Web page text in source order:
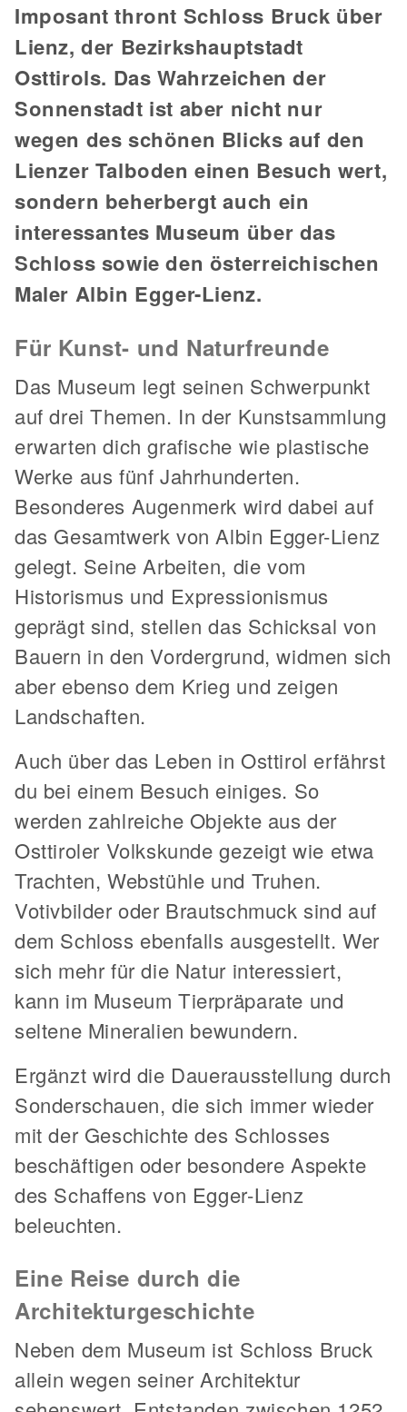
Imposant thront Schloss Bruck über
Lienz, der Bezirkshauptstadt
Osttirols. Das Wahrzeichen der
Sonnenstadt ist aber nicht nur
wegen des schönen Blicks auf den
Lienzer Talboden einen Besuch wert,
sondern beherbergt auch ein
interessantes Museum über das
Schloss sowie den österreichischen
Maler Albin Egger-Lienz.
Für Kunst- und Naturfreunde
Das Museum legt seinen Schwerpunkt
auf drei Themen. In der Kunstsammlung
erwarten dich grafische wie plastische
Werke aus fünf Jahrhunderten.
Besonderes Augenmerk wird dabei auf
das Gesamtwerk von Albin Egger-Lienz
gelegt. Seine Arbeiten, die vom
Historismus und Expressionismus
geprägt sind, stellen das Schicksal von
Bauern in den Vordergrund, widmen sich
aber ebenso dem Krieg und zeigen
Landschaften.
Auch über das Leben in Osttirol erfährst
du bei einem Besuch einiges. So
werden zahlreiche Objekte aus der
Osttiroler Volkskunde gezeigt wie etwa
Trachten, Webstühle und Truhen.
Votivbilder oder Brautschmuck sind auf
dem Schloss ebenfalls ausgestellt. Wer
sich mehr für die Natur interessiert,
kann im Museum Tierpräparate und
seltene Mineralien bewundern.
Ergänzt wird die Dauerausstellung durch
Sonderschauen, die sich immer wieder
mit der Geschichte des Schlosses
beschäftigen oder besondere Aspekte
des Schaffens von Egger-Lienz
beleuchten.
Eine Reise durch die
Architekturgeschichte
Neben dem Museum ist Schloss Bruck
allein wegen seiner Architektur